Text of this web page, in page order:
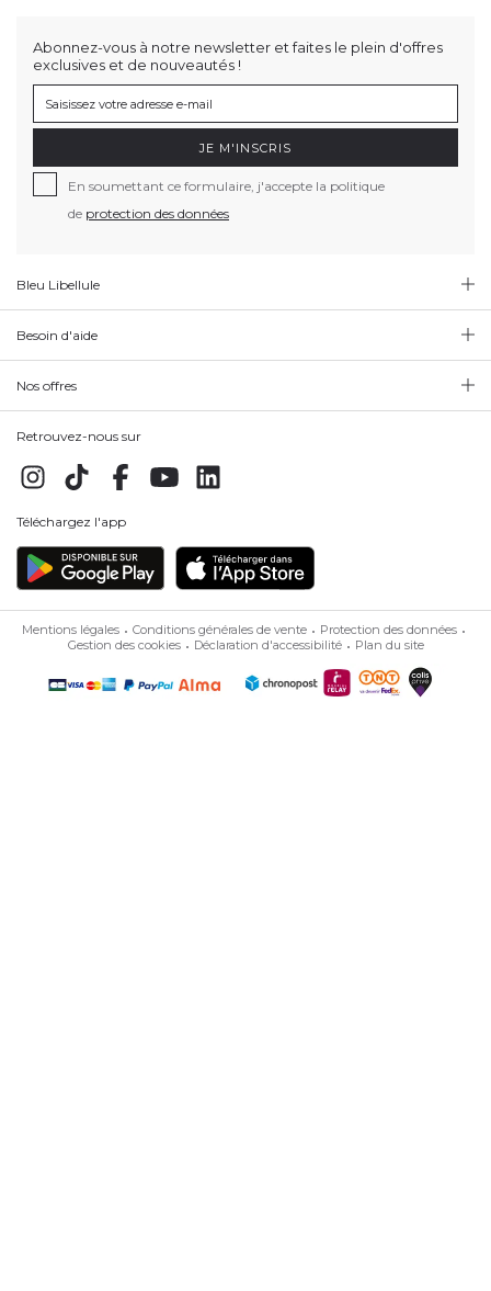
Abonnez-vous à notre newsletter et faites le plein d'offres
exclusives et de nouveautés !
JE M'INSCRIS
En soumettant ce formulaire, j'accepte la politique
de protection des données
Bleu Libellule
Besoin d'aide
Nos offres
Retrouvez-nous sur
Téléchargez l'app
Mentions légales Conditions générales de vente
Protection des données
Gestion des cookies
Déclaration d'accessibilité Plan du site